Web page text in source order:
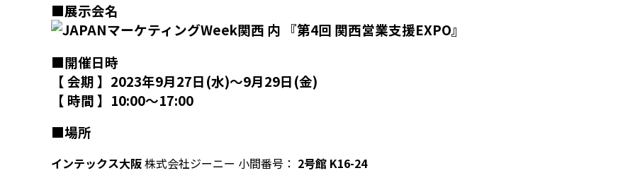
■展示会名
■開催日時
【 会期 】 2023年9月27日(水)～9月29日(金)
【 時間 】 10:00～17:00
■場所
インテックス大阪株式会社ジーニー 小間番号： 2号館 K16-24